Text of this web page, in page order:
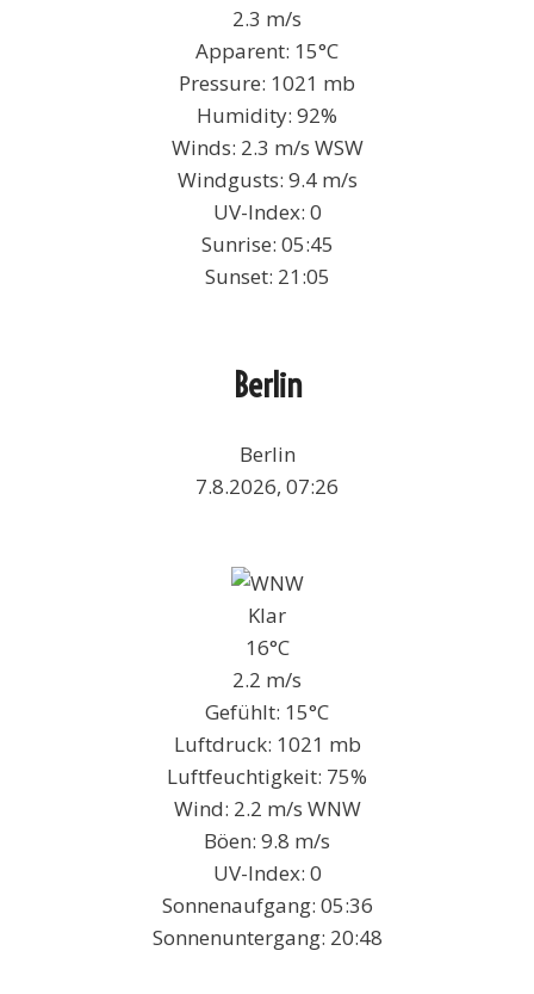
2.3 m/s
Apparent: 15°C
Pressure: 1021 mb
Humidity: 92%
Winds: 2.3 m/s WSW
Windgusts: 9.4 m/s
UV-Index: 0
Sunrise: 05:45
Sunset: 21:05
Berlin
Berlin
7.8.2026, 07:26
Klar
16°C
2.2 m/s
Gefühlt: 15°C
Luftdruck: 1021 mb
Luftfeuchtigkeit: 75%
Wind: 2.2 m/s WNW
Böen: 9.8 m/s
UV-Index: 0
Sonnenaufgang: 05:36
Sonnenuntergang: 20:48